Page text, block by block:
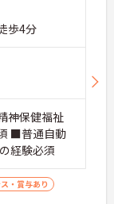
歩4分
神保健福祉
■普通自動
経験必須
・賞与あり